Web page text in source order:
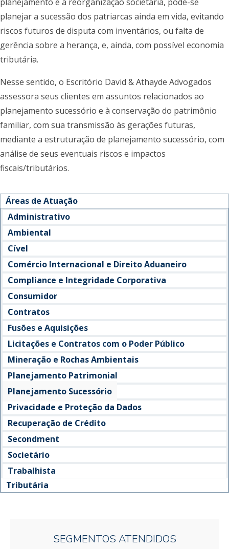
planejar a sucessão dos patriarcas ainda em vida, evitando
riscos futuros de disputa com inventários, ou falta de
gerência sobre a herança, e, ainda, com possível economia
tributária.
Nesse sentido, o Escritório David & Athayde Advogados
assessora seus clientes em assuntos relacionados ao
planejamento sucessório e à conservação do patrimônio
familiar, com sua transmissão às gerações futuras,
mediante a estruturação de planejamento sucessório, com
análise de seus eventuais riscos e impactos
fiscais/tributários.
Áreas de Atuação
Administrativo
Ambiental
Cível
Comércio Internacional e Direito Aduaneiro
Compliance e Integridade Corporativa
Consumidor
Contratos
Fusões e Aquisições
Licitações e Contratos com o Poder Público
Mineração e Rochas Ambientais
Planejamento Patrimonial
Planejamento Sucessório
Privacidade e Proteção da Dados
Recuperação de Crédito
Secondment
Societário
Trabalhista
Tributária
SEGMENTOS ATENDIDOS